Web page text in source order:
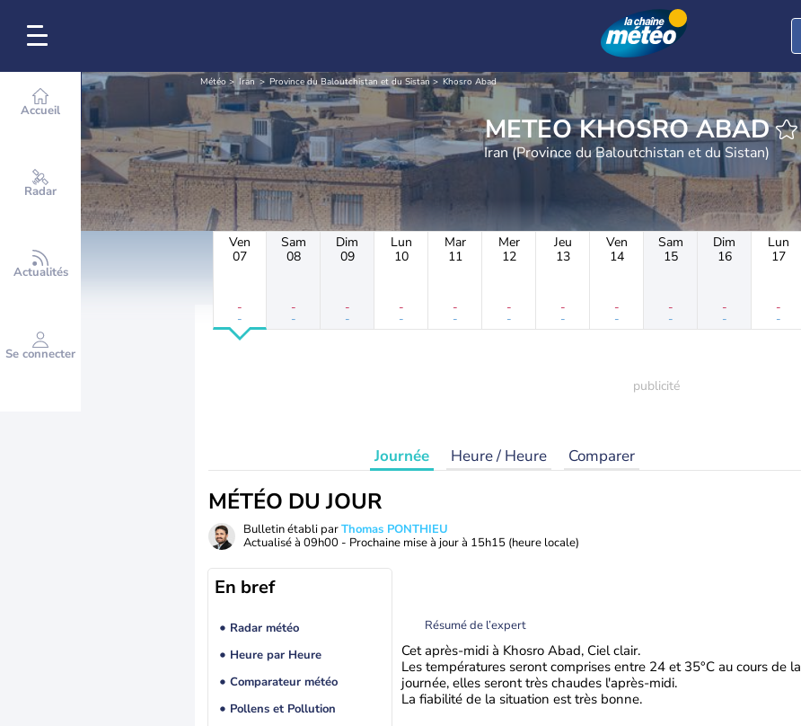
Accueil
Radar
Actualités
Se connecter
Météo Iran Province du Baloutchistan et du Sistan Khosro Abad
METEO KHOSRO ABAD
Iran (Province du Baloutchistan et du Sistan)
Ven
07
-
-
Sam
08
-
-
Dim
09
-
-
Lun
10
-
-
Mar
11
-
-
Mer
12
-
-
Jeu
13
-
-
Ven
14
-
-
Sam
15
-
-
Dim
16
-
-
Lun
17
-
-
Journée Heure / Heure Comparer
MÉTÉO DU JOUR
Bulletin établi parThomas PONTHIEU
Actualisé à 09h00 - Prochaine mise à jour à 15h15 (heure locale)
En bref
Radar météo
Heure par Heure
Comparateur météo
Pollens et Pollution
Résumé de l’expert
Cet après-midi à Khosro Abad, Ciel clair.
Les températures seront comprises entre 24 et 35°C au cours de la
journée, elles seront très chaudes l'après-midi.
La fiabilité de la situation est très bonne.